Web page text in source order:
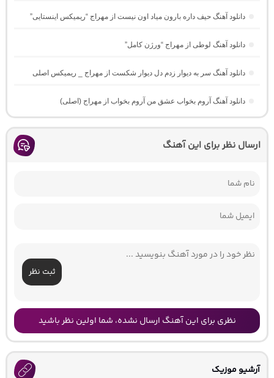
دانلود آهنگ حیف داره بارون میاد اون نیست از مهراج “ریمیکس اینستایی”
دانلود آهنگ لوطی از مهراج “ورژن کامل”
دانلود آهنگ سر به دیوار زدم دل دیوار شکست از مهراج _ ریمیکس اصلی
دانلود آهنگ آروم بخواب عشق من آروم بخواب از مهراج (اصلی)
ارسال نظر برای این آهنگ
ثبت نظر
نظری برای این آهنگ ارسال نشده، شما اولین نظر باشید
آرشیو موزیک